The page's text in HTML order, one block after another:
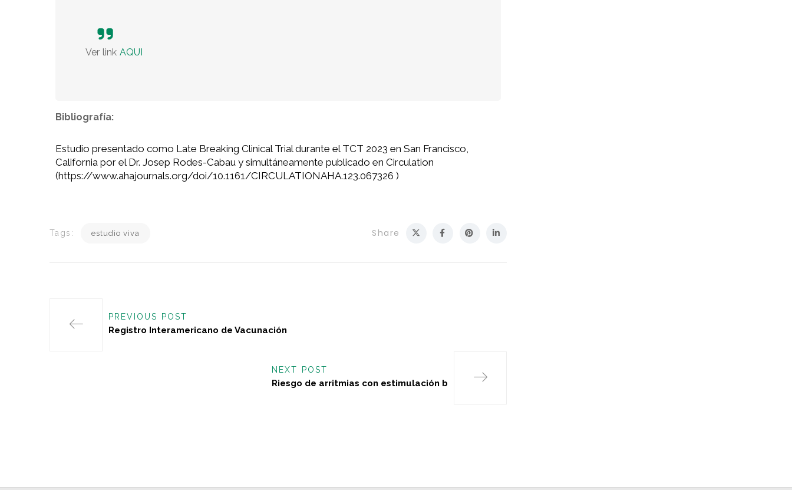
Ver link AQUI
Bibliografía:
Estudio presentado como Late Breaking Clinical Trial durante el TCT 2023 en San Francisco,
California por el Dr. Josep Rodes-Cabau y simultáneamente publicado en Circulation
(https://www.ahajournals.org/doi/10.1161/CIRCULATIONAHA.123.067326 )
Tags: estudio viva Share
PREVIOUS POST
Registro Interamericano de Vacunación
NEXT POST
Riesgo de arritmias con estimulación b